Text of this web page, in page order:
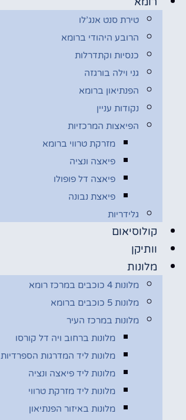
טירת סנט אנג’לו
הרובע היהודי ברומא
כנסיות וקתדרלות
גני וילה בורגזה
הפנתיאון ברומא
נקודות עניין
הפיאצות המרכזיות
מזרקת טרווי ברומא
פיאצה ונציה
פיאצה דל פופולו
פיאצת נבונה
גלידריות
קולוסיאום
וותיקן
מלונות
מלונות 4 כוכבים במרכז רומא
מלונות 5 כוכבים ברומא
מלונות במרכז העיר
מלונות ברחוב ויה דל קורסו
מלונות ליד המדרגות הספרדיות
מלונות ליד פיאצה ונציה
מלונות ליד מזרקת טרווי
מלונות באיזור הפנתיאון